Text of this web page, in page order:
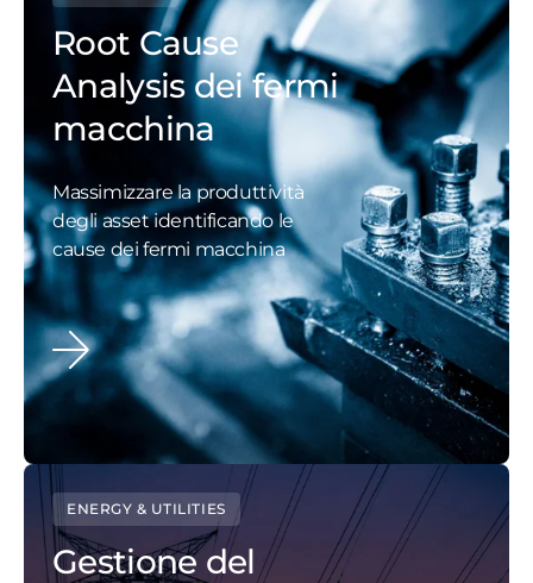
Root Cause
Analysis dei fermi
macchina
Massimizzare la produttività
degli asset identificando le
cause dei fermi macchina
ENERGY & UTILITIES
Gestione del